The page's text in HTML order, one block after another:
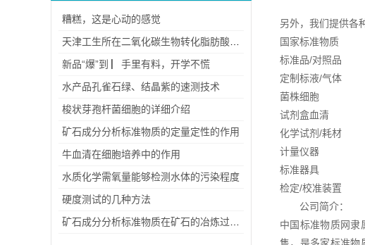
糟糕，这是心动的感觉
新品“爆”到 ▏手里有料，开学不慌
水产品孔雀石绿、结晶紫的速测技术
梭状芽孢杆菌细胞的详细介绍
矿石成分分析标准物质的定量定性的作用
牛血清在细胞培养中的作用
水质化学需氧量能够检测水体的污染程度
硬度测试的几种方法
另外，我们提供各
国家标准物质
标准品/对照品
定制标液/气体
菌株细胞
试剂盒血清
化学试剂/耗材
计量仪器
标准器具
检定/校准装置
公司简介：
中国标准物质网隶